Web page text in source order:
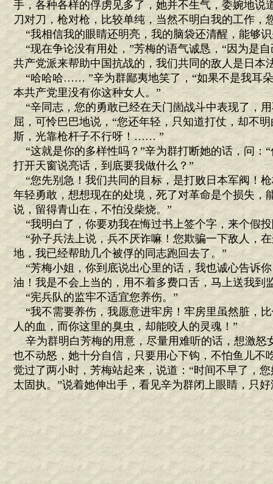
手，各种各样的俘虏见多了，她并不生气，委婉地说
刀对刀，枪对枪，比较单纯，当然不明白我的工作，
“我相信我的眼睛还明亮，我的脑袋还清醒，能够识
“现在争论没有用处，”芳梅的语气诚恳，“因为是
共产党派来帮助中国抗战的，我们共同的敌人是日本
“哈哈哈…… ”辛为群鄙夷地笑了，“如果不是我耳朵
本共产党里没有你这种女人。”
“辛同志，您的勇敢已经在天门崮战斗中表现了，
屈，可怜巴巴地说，“您还年轻，只知道打仗，却不
斯，光靠枪杆子不行呀！…… ”
“这就是你的多样性吗？”辛为群打断她的话，问：
打开天窗说亮话，到底要我做什么？”
“您先别急！我们共同的目标，是打败日本军阀！
年轻勇敢，想想现在的处境，死了对革命是个损失，
说，留得青山在，不怕没柴烧。”
“我明白了，你要劝我在悔过书上签个字，来个假投
“孙子兵法上说，兵不厌诈嘛！您欺骗一下敌人，
地，我已经帮助几个被俘的同志跑回去了。”
“芳梅小姐，你到底说出心里的话，我也诚心告诉
油！我是不会上当的，用不着多费口舌，马上送我到
“宪兵队的监牢不适宜您养伤。”
“我不需要养伤，我愿意进牢房！牢房里虽然脏，
人的血，而你这里的臭虫，却能咬人的灵魂！”
辛为群明白芳梅的用意，尽量用难听的话，想激怒
也不动怒，她十分自信，只要用心下钩，不怕鱼儿不
觉过了两小时，芳梅站起来，说道：“时间不早了，
太固执。”说着她伸出手，看见辛为群闭上眼睛，只